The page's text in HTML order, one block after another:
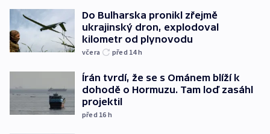
Do Bulharska pronikl zřejmě
ukrajinský dron, explodoval
kilometr od plynovodu
včera před 14h
Írán tvrdí, že se s Ománem blíží k
dohodě o Hormuzu. Tam loď zasáhl
projektil
před 16 h